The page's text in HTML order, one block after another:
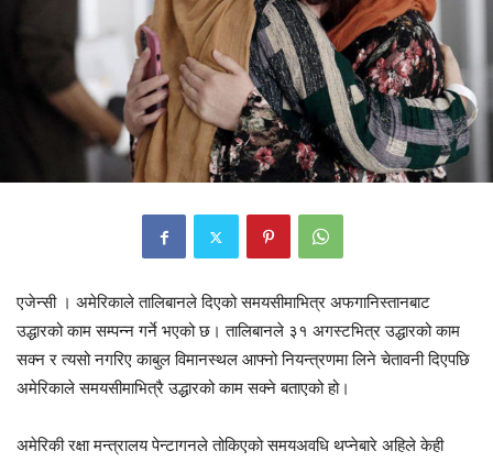
एजेन्सी । अमेरिकाले तालिबानले दिएको समयसीमाभित्र अफगानिस्तानबाट
उद्धारको काम सम्पन्न गर्ने भएको छ। तालिबानले ३१ अगस्टभित्र उद्धारको काम
सक्न र त्यसो नगरिए काबुल विमानस्थल आफ्नो नियन्त्रणमा लिने चेतावनी दिएपछि
अमेरिकाले समयसीमाभित्रै उद्धारको काम सक्ने बताएको हो।
अमेरिकी रक्षा मन्त्रालय पेन्टागनले तोकिएको समयअवधि थप्नेबारे अहिले केही